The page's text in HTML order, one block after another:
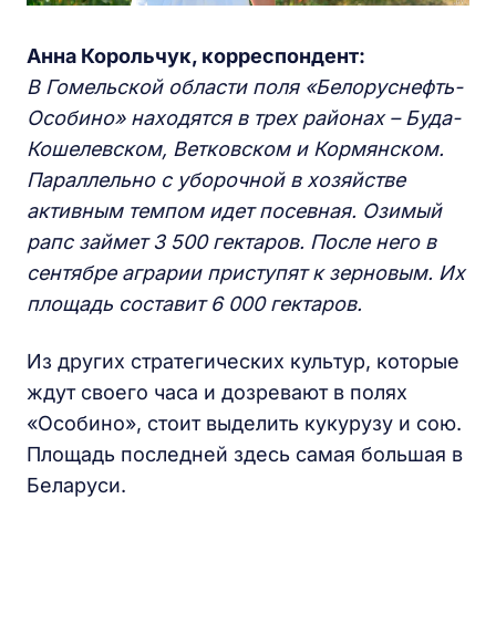
Анна Корольчук, корреспондент:
В Гомельской области поля «Белоруснефть-
Особино» находятся в трех районах – Буда-
Кошелевском, Ветковском и Кормянском.
Параллельно с уборочной в хозяйстве
активным темпом идет посевная. Озимый
рапс займет 3 500 гектаров. После него в
сентябре аграрии приступят к зерновым. Их
площадь составит 6 000 гектаров.
Из других стратегических культур, которые
ждут своего часа и дозревают в полях
«Особино», стоит выделить кукурузу и сою.
Площадь последней здесь самая большая в
Беларуси.